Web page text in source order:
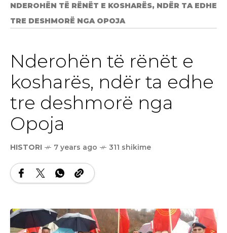
NDEROHËN TË RËNËT E KOSHARËS, NDËR TA EDHE
TRE DESHMORË NGA OPOJA
Nderohën të rënët e
kosharës, ndër ta edhe
tre deshmorë nga
Opoja
HISTORI 7 years ago 311 shikime